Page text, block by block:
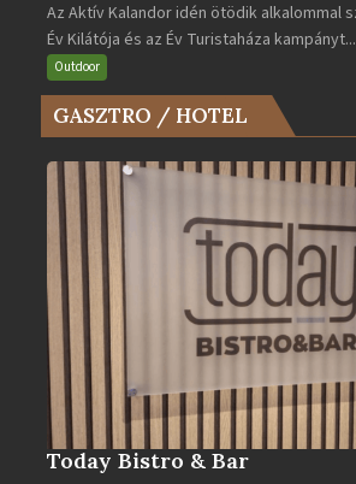
Év
Kilátója
és
az
Év
bejegyzéshez
Az Aktív Kalandor idén ötödik alkalommal
Év Kilátója és az Év Turistaháza
Outdoor
GASZTRO / HOTEL
Today Bistro & Bar